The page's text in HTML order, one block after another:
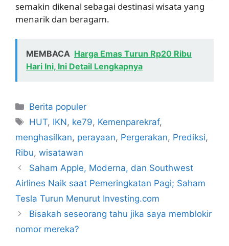
semakin dikenal sebagai destinasi wisata yang
menarik dan beragam.
MEMBACA Harga Emas Turun Rp20 Ribu
Hari Ini, Ini Detail Lengkapnya
Kategori
Berita populer
Tag
HUT, IKN, ke79, Kemenparekraf,
menghasilkan, perayaan, Pergerakan, Prediksi,
Ribu, wisatawan
Saham Apple, Moderna, dan Southwest
Airlines Naik saat Pemeringkatan Pagi; Saham
Tesla Turun Menurut Investing.com
Bisakah seseorang tahu jika saya memblokir
nomor mereka?